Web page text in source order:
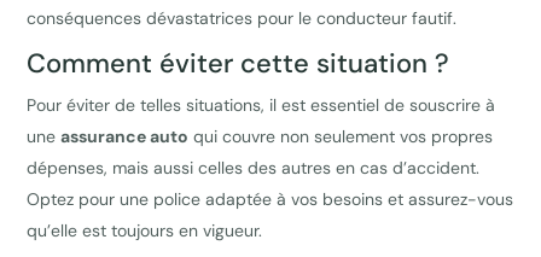
conséquences dévastatrices pour le conducteur fautif.
Comment éviter cette situation ?
Pour éviter de telles situations, il est essentiel de souscrire à
uneassurance auto qui couvre non seulement vos propres
dépenses, mais aussi celles des autres en cas d’accident.
Optez pour une police adaptée à vos besoins et assurez-vous
qu’elle est toujours en vigueur.